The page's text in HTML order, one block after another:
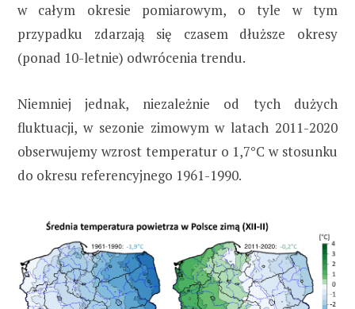
w całym okresie pomiarowym, o tyle w tym
przypadku zdarzają się czasem dłuższe okresy
(ponad 10-letnie) odwrócenia trendu.
Niemniej jednak, niezależnie od tych dużych
fluktuacji, w sezonie zimowym w latach 2011-2020
obserwujemy wzrost temperatur o 1,7°C w stosunku
do okresu referencyjnego 1961-1990.